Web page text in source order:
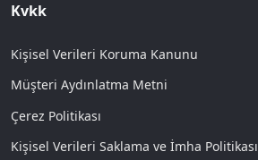
Kvkk
Kişisel Verileri Koruma Kanunu
Müşteri Aydınlatma Metni
Çerez Politikası
Kişisel Verileri Saklama ve İmha Politikası